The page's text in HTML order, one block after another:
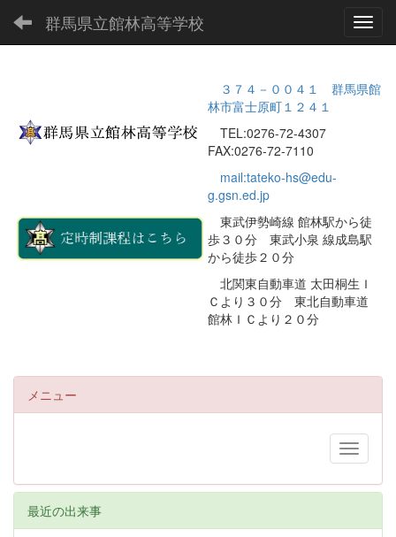
群馬県立館林高等学校
３７４－００４１ 群馬県館
林市富士原町１２４１
TEL:0276-72-4307
FAX:0276-72-7110
mail:tateko-hs@edu-
g.gsn.ed.jp
東武伊勢崎線 館林駅から徒
歩３０分 東武小泉 線成島駅
から徒歩２０分
北関東自動車道 太田桐生Ｉ
Ｃより３０分 東北自動車道
館林ＩＣより２０分
メニュー
最近の出来事